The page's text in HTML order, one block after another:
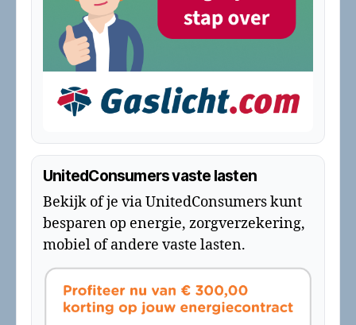
UnitedConsumers vaste lasten
Bekijk of je via UnitedConsumers kunt
besparen op energie, zorgverzekering,
mobiel of andere vaste lasten.